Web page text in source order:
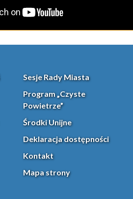
Sesje Rady Miasta
Program „Czyste
Powietrze”
Środki Unijne
Deklaracja dostępności
Kontakt
Mapa strony